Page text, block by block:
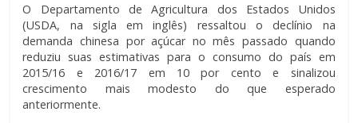
O Departamento de Agricultura dos Estados Unidos
(USDA, na sigla em inglês) ressaltou o declínio na
demanda chinesa por açúcar no mês passado quando
reduziu suas estimativas para o consumo do país em
2015/16 e 2016/17 em 10 por cento e sinalizou
crescimento mais modesto do que esperado
anteriormente.